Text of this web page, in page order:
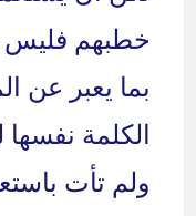
خطبهم فليس
بما يعبر عن
الكلمة
ولم تأت